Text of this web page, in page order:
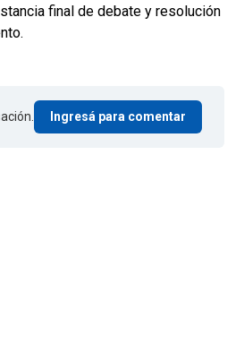
final de debate y resolución
Ingresá para comentar